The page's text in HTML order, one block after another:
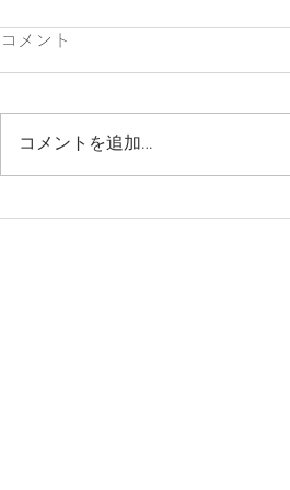
リフォームと新築、どこで分
コメント
コメントを追加…